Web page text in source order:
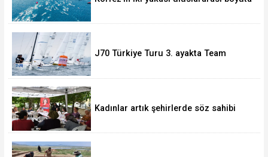
J70 Türkiye Turu 3. ayakta Team
Kadınlar artık şehirlerde söz sahibi